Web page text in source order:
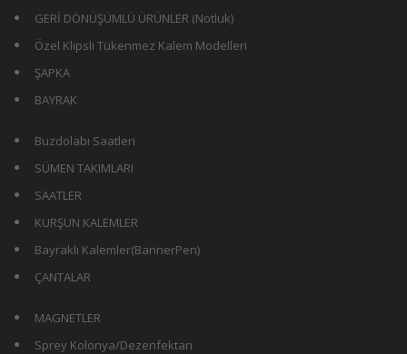
GERİ DÖNÜŞÜMLÜ ÜRÜNLER (Notluk)
Özel Klipsli Tükenmez Kalem Modelleri
ŞAPKA
BAYRAK
Buzdolabı Saatleri
SÜMEN TAKIMLARI
SAATLER
KURŞUN KALEMLER
Bayraklı Kalemler(BannerPen)
ÇANTALAR
MAGNETLER
Sprey Kolonya/Dezenfektan